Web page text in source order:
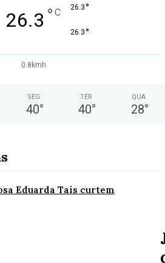
26.3 ° C 26.3 °
26.3 °
0.8kmh
SEG
40°
TER
40°
QUA
28°
Eduarda Tais curtem